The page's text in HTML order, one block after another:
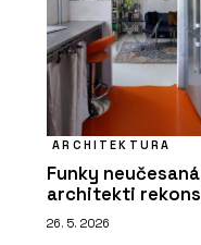
ARCHITEKTURA
Funky
architekti
26. 5. 2026